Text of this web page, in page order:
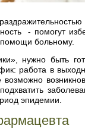
- помогут
больному.
нужно быть
работа в
эпидемии.